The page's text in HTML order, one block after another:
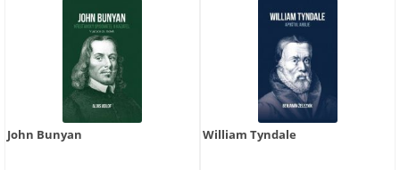
John Bunyan William Tyndale